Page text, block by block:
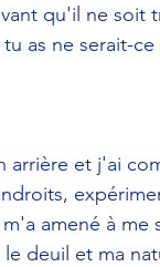
qu'il ne
as ne serait-
arrière et j'ai
amené à me
deuil et ma